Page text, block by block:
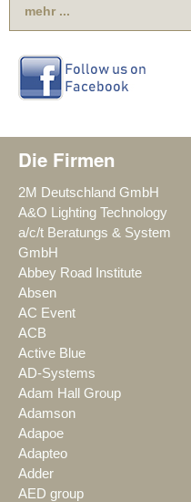
mehr ...
Die Firmen
2M Deutschland GmbH
A&O Lighting Technology
a/c/t Beratungs & System
GmbH
Abbey Road Institute
Absen
AC Event
ACB
Active Blue
AD-Systems
Adam Hall Group
Adamson
Adapoe
Adapteo
Adder
AED group